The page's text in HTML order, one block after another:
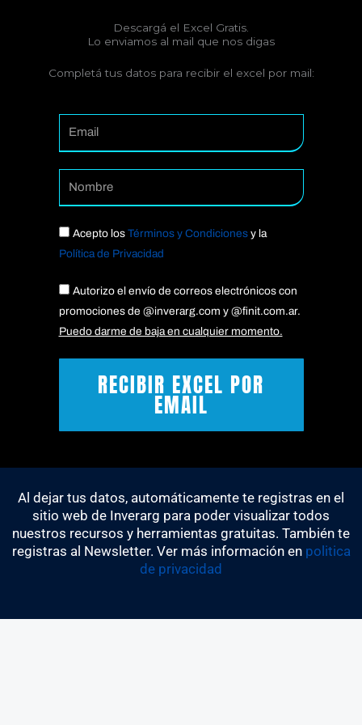
Descargá el Excel Gratis.
Lo enviamos al mail que nos digas
Completá tus datos para recibir el excel por mail:
Email
Acepto los Términos y Condicionesy la
Política de Privacidad
Autorizo el envío de correos electrónicos con
promociones de @inverarg.com y @finit.com.ar.
Puedo darme de baja en cualquier momento.
RECIBIR EXCEL POR
EMAIL
Al dejar tus datos, automáticamente te registras en el
sitio web de Inverarg para poder visualizar todos
nuestros recursos y herramientas gratuitas. También te
registras al Newsletter. Ver más información en politica
de privacidad